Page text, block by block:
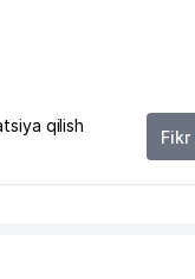
qilish